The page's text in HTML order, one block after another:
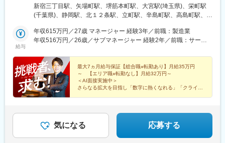
町2-5-28 久太郎町恒和ビル3F【大宮支社】さいたま市大宮区桜木
町一丁目266-3 シンワKIビル2F【横浜支社】横浜市西区高島2丁目
見1-14-13 千葉大栄ビル8F【静岡支社】静岡市葵区紺屋町17-1 葵
タワー2F【札幌支社】札幌市北区北10条西3-23-1 THE PEAK
エア8F【熊本支社】熊本市中央区新市街1-28 THE PLACE花畑ビ
ル7F※入社後、2週間程度は東京本社研修予定。遠方の方は研修中
の宿泊先をこちらで用意します。
新宿三丁目駅、矢場町駅、堺筋本町駅、大宮駅(埼玉県)、栄町駅
(千葉県)、静岡駅、北１２条駅、立町駅、辛島町駅、高島町駅、新
屋町東駅、花畑町駅、新高島駅、新宿駅(東京メトロ)、栄町駅(愛
知県)、長堀橋駅、京成千葉駅、日吉町駅、北１３条東駅、八丁堀
給与
年収615万円／27歳 マネージャー 経験3年／前職：製造業
年収516万円／26歳／サブマネージャー 経験2年／前職：サービ
最大7ヵ月給与保証【総合職※転勤あり】月給35万円
～ 【エリア職※転勤なし】月給32万円～
＜AI面接実施中＞
さらなる拡大を目指し「数字に熱くなれる」「クライア
気になる 応募する